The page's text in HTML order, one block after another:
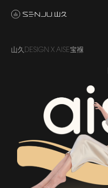
山久DESIGN X AISE宝褓